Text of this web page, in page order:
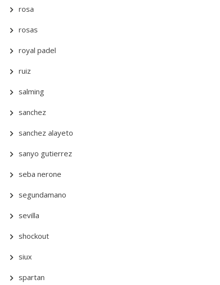
rosa
rosas
royal padel
ruiz
salming
sanchez
sanchez alayeto
sanyo gutierrez
seba nerone
segundamano
sevilla
shockout
siux
spartan